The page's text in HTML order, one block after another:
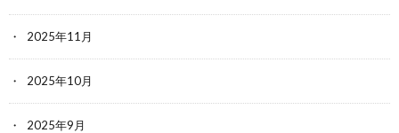
2025年11月
2025年10月
2025年9月